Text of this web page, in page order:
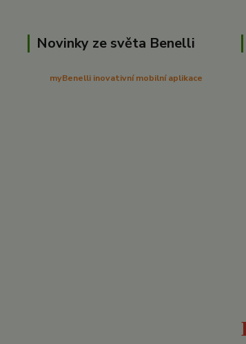
Novinky ze světa Benelli
myBenelli inovativní mobilní aplikace